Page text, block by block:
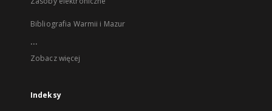
Bibliografia Warmii i Mazur
...
Zobacz więcej
Indeksy